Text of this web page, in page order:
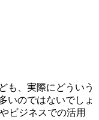
も、実際にどういう
いのではないでしょ
やビジネスでの活用